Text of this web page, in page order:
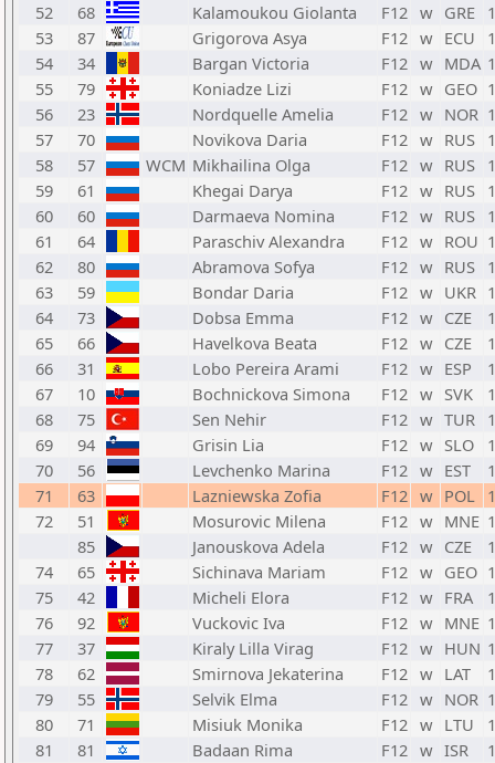
52
68 Kalamoukou Giolanta F12 w GRE
53
87 Grigorova Asya F12 w ECU
54
34 Bargan Victoria F12 w MDA
55
79 Koniadze Lizi F12 w GEO
56
23 Nordquelle Amelia F12 w NOR
57
70 Novikova Daria F12 w RUS
58
57 WCM Mikhailina Olga F12 w RUS
59
61 Khegai Darya F12 w RUS
60
60 Darmaeva Nomina F12 w RUS
61
64 Paraschiv Alexandra F12 w ROU
62
80 Abramova Sofya F12 w RUS
63
59 Bondar Daria F12 w UKR
64
73 Dobsa Emma F12 w CZE
65
66 Havelkova Beata F12 w CZE
66
31 Lobo Pereira Arami F12 w ESP
67
10 Bochnickova Simona F12 w SVK
68
75 Sen Nehir F12 w TUR
69
94 Grisin Lia F12 w SLO
70
56 Levchenko Marina F12 w EST
71
63 Lazniewska Zofia F12 w POL
72
51 Mosurovic Milena F12 w MNE
85
Janouskova Adela F12 w CZE
74
65 Sichinava Mariam F12 w GEO
75
42 Micheli Elora F12 w FRA
76
92 Vuckovic Iva F12 w MNE
77
37 Kiraly Lilla Virag F12 w HUN
78
62 Smirnova Jekaterina F12 w LAT
79
55 Selvik Elma F12 w NOR
80
71 Misiuk Monika F12 w LTU
81
81 Badaan Rima F12 w ISR